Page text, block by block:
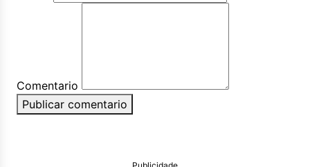
Comentario
Publicar comentario